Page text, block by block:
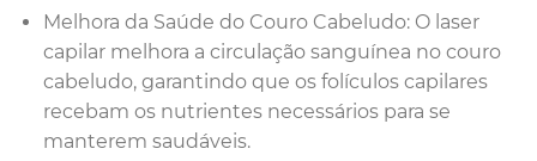
Melhora da Saúde do Couro Cabeludo: O laser
capilar melhora a circulação sanguínea no couro
cabeludo, garantindo que os folículos capilares
recebam os nutrientes necessários para se
manterem saudáveis.